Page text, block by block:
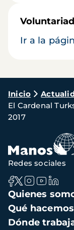
Ir a la
Ruta
de
Inicio
El Cardenal
2017
Navegación
principal
Quienes
Qué hacemos
Dónde
Redes sociales